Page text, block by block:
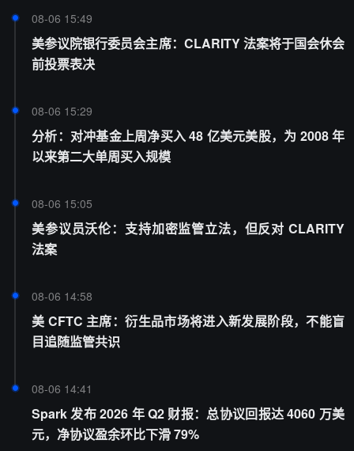
08-06 15:49
美参议院银行委员会主席：CLARITY 法案将于国会休会
前投票表决
08-06 15:29
分析：对冲基金上周净买入 48 亿美元美股，为 2008 年
以来第二大单周买入规模
08-06 15:05
美参议员沃伦：支持加密监管立法，但反对 CLARITY
法案
08-06 14:58
美 CFTC 主席：衍生品市场将进入新发展阶段，不能盲
目追随监管共识
08-06 14:41
Spark 发布 2026 年 Q2 财报：总协议回报达 4060 万美
元，净协议盈余环比下滑 79%